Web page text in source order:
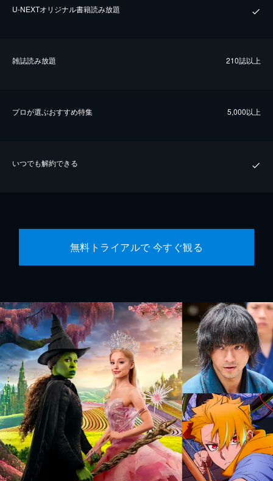
U-NEXTオリジナル書籍読み放題
雑誌読み放題 210誌以上
プロが選ぶおすすめ特集 5,000以上
いつでも解約できる
無料トライアルで 今すぐ観る